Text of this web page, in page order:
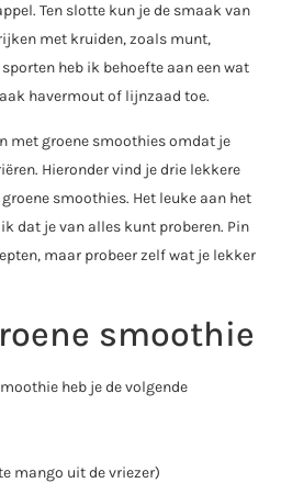
Ten slotte kun je de smaak van
met kruiden, zoals munt,
heb ik behoefte aan een wat
havermout of lijnzaad toe.
met groene smoothies omdat je
Hieronder vind je drie lekkere
smoothies. Het leuke aan het
dat je van alles kunt proberen. Pin
maar probeer zelf wat je lekker
smoothie
heb je de volgende
mango uit de vriezer)